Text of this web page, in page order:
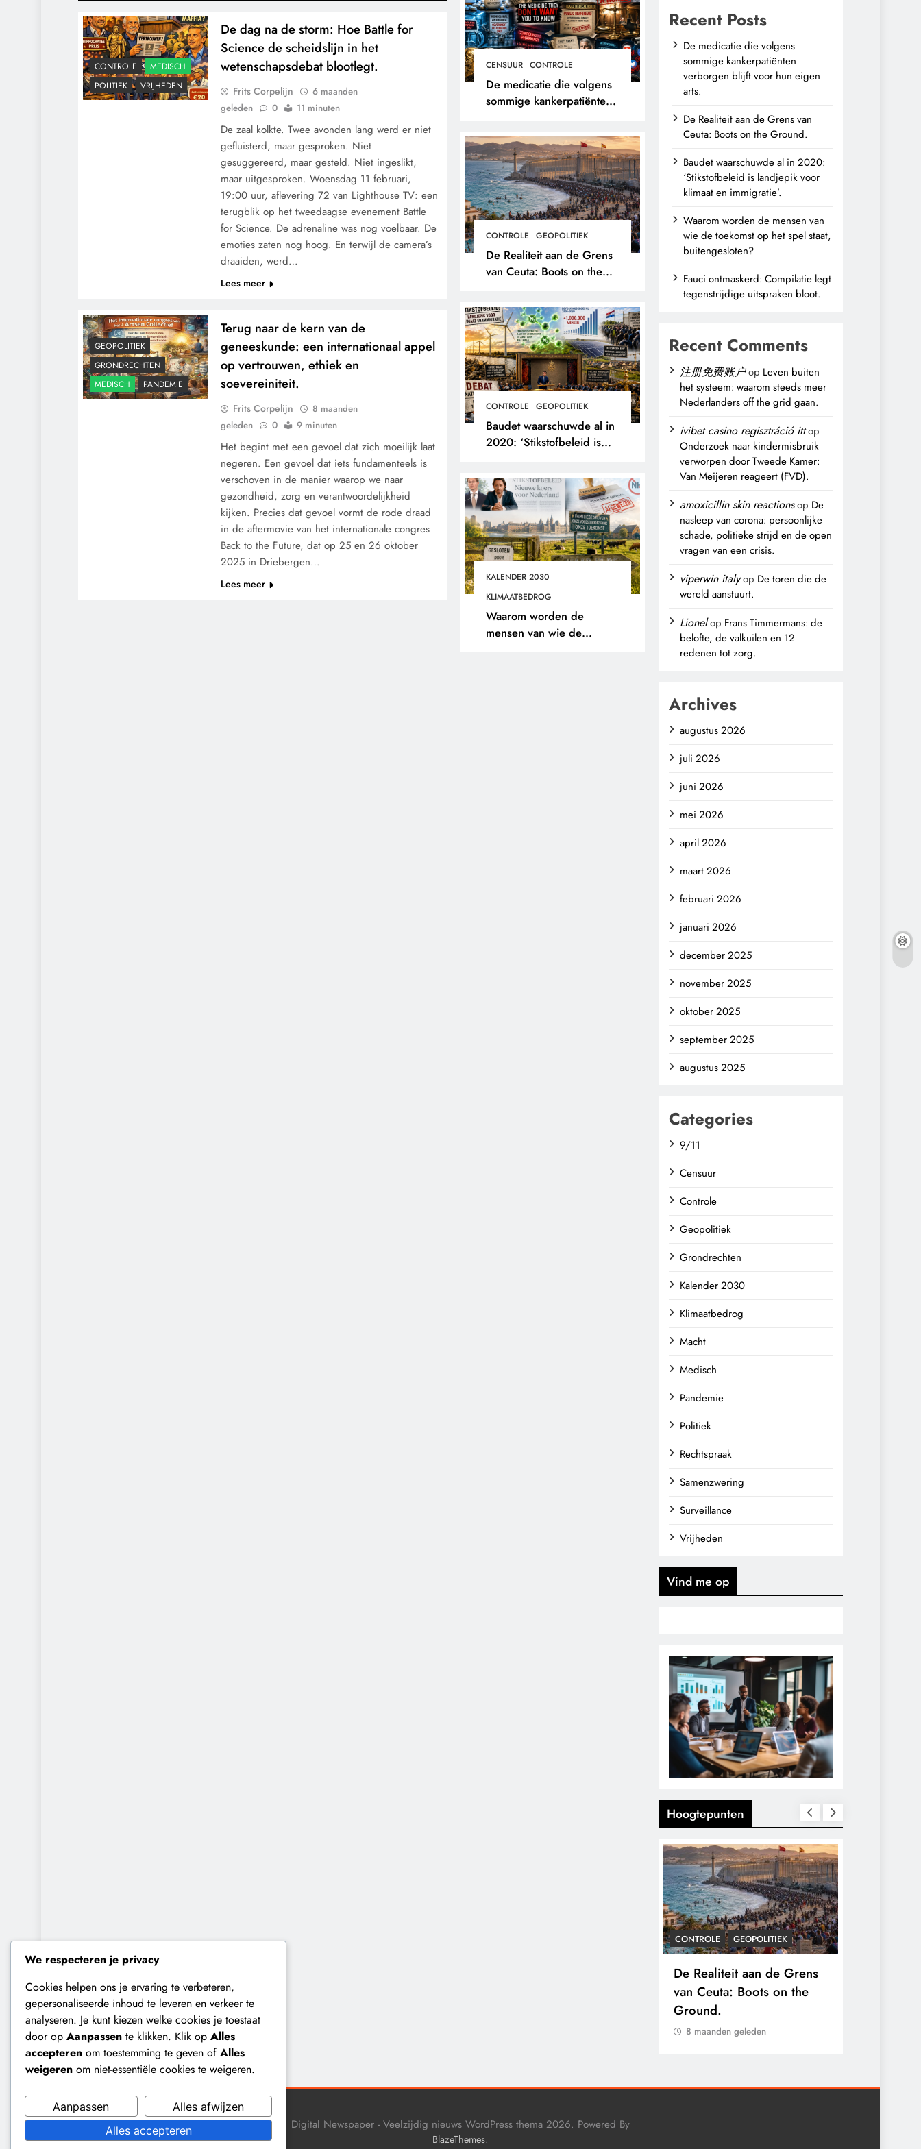
CENSUUR CONTROLE
De medicatie die volgens
sommige kankerpatiënten
eigen arts.
CONTROLE GEOPOLITIEK
De Realiteit aan de Grens
van Ceuta: Boots on the
CONTROLE GEOPOLITIEK
Baudet waarschuwde al in
2020: ‘Stikstofbeleid is
immigratie’.
KALENDER 2030
KLIMAATBEDROG
Waarom worden de
mensen van wie de
CONTROLE
MEDISCH
POLITIEK
VRIJHEDEN
De dag na de storm: Hoe Battle for
Science de scheidslijn in het
wetenschapsdebat blootlegt.
Frits Corpelijn
6 maanden
geleden
0 11 minuten
De zaal kolkte. Twee avonden lang werd er niet
gefluisterd, maar gesproken. Niet
gesuggereerd, maar gesteld. Niet ingeslikt,
maar uitgesproken. Woensdag 11 februari,
19:00 uur, aflevering 72 van Lighthouse TV: een
terugblik op het tweedaagse evenement Battle
for Science. De adrenaline was nog voelbaar. De
emoties zaten nog hoog. En terwijl de camera’s
draaiden, werd…
Lees meer
GEOPOLITIEK
GRONDRECHTEN
MEDISCH
PANDEMIE
Terug naar de kern van de
geneeskunde: een internationaal appel
op vertrouwen, ethiek en
soevereiniteit.
Frits Corpelijn
8 maanden
geleden
0 9 minuten
Het begint met een gevoel dat zich moeilijk laat
negeren. Een gevoel dat iets fundamenteels is
verschoven in de manier waarop we naar
gezondheid, zorg en verantwoordelijkheid
kijken. Precies dat gevoel vormt de rode draad
in de aftermovie van het internationale congres
Back to the Future, dat op 25 en 26 oktober
2025 in Driebergen…
Lees meer
Recent Posts
De medicatie die volgens
sommige kankerpatiënten
verborgen blijft voor hun eigen
arts.
De Realiteit aan de Grens van
Ceuta: Boots on the Ground.
Baudet waarschuwde al in 2020:
‘Stikstofbeleid is landjepik voor
klimaat en immigratie’.
Waarom worden de mensen van
wie de toekomst op het spel staat,
buitengesloten?
Fauci ontmaskerd: Compilatie legt
tegenstrijdige uitspraken bloot.
Recent Comments
注册免费账户op Leven buiten
het systeem: waarom steeds meer
Nederlanders off the grid gaan.
ivibet casino regisztráció ittop
Onderzoek naar kindermisbruik
verworpen door Tweede Kamer:
Van Meijeren reageert (FVD).
amoxicillin skin reactionsop De
nasleep van corona: persoonlijke
schade, politieke strijd en de open
vragen van een crisis.
viperwin italyop De toren die de
wereld aanstuurt.
Lionelop Frans Timmermans: de
belofte, de valkuilen en 12
redenen tot zorg.
Archives
augustus 2026
juli 2026
juni 2026
mei 2026
april 2026
maart 2026
februari 2026
januari 2026
december 2025
november 2025
oktober 2025
september 2025
augustus 2025
Categories
9/11
Censuur
Controle
Geopolitiek
Grondrechten
Kalender 2030
Klimaatbedrog
Macht
Medisch
Pandemie
Politiek
Rechtspraak
Samenzwering
Surveillance
Vrijheden
Vind me op
Hoogtepunten
CONTROLE GEOPOLITIEK
De Realiteit aan de Grens
van Ceuta: Boots on the
Ground.
8 maanden geleden
Digital Newspaper - Veelzijdig nieuws WordPress thema 2026. Powered By
BlazeThemes.
We respecteren je privacy
Cookies helpen ons je ervaring te verbeteren,
gepersonaliseerde inhoud te leveren en verkeer te
analyseren. Je kunt kiezen welke cookies je toestaat
door op Aanpassen te klikken. Klik op Alles
accepteren om toestemming te geven of Alles
weigeren om niet-essentiële cookies te weigeren.
Aanpassen
Alles afwijzen
Alles accepteren